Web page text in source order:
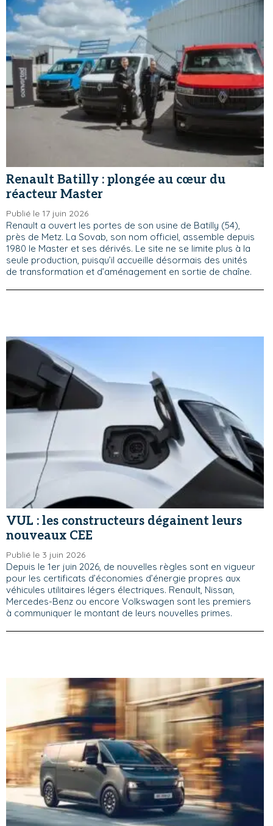
Renault Batilly : plongée au cœur du
réacteur Master
Publié le 17 juin 2026
Renault a ouvert les portes de son usine de Batilly (54),
près de Metz. La Sovab, son nom officiel, assemble depuis
1980 le Master et ses dérivés. Le site ne se limite plus à la
seule production, puisqu’il accueille désormais des unités
de transformation et d’aménagement en sortie de chaîne.
VUL : les constructeurs dégainent leurs
nouveaux CEE
Publié le 3 juin 2026
Depuis le 1er juin 2026, de nouvelles règles sont en vigueur
pour les certificats d’économies d’énergie propres aux
véhicules utilitaires légers électriques. Renault, Nissan,
Mercedes-Benz ou encore Volkswagen sont les premiers
à communiquer le montant de leurs nouvelles primes.